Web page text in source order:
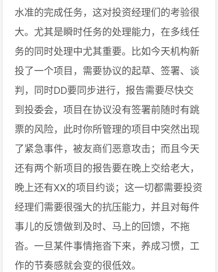
水准的完成任务，这对投资经理们的考验很
大。尤其是瞬时任务的处理能力，在多线任
务的同时处理中尤其重要。比如今天机构新
投了一个项目，需要协议的起草、签署、谈
判，同时DD要同步进行，报告需要尽快交
到投委会，项目在协议没有签署前随时有跳
票的风险，此时你所管理的项目中突然出现
了紧急事件，被友商们恶意攻击；而且今天
还有两个新项目的报告要在晚上交给老大，
晚上还有XX的项目约谈；这一切都需要投资
经理们需要很强大的抗压能力，并且对每件
事儿的反馈做到及时、马上的回馈，不拖
沓。一旦某件事情拖沓下来，养成习惯，工
作的节奏感就会变的很低效。